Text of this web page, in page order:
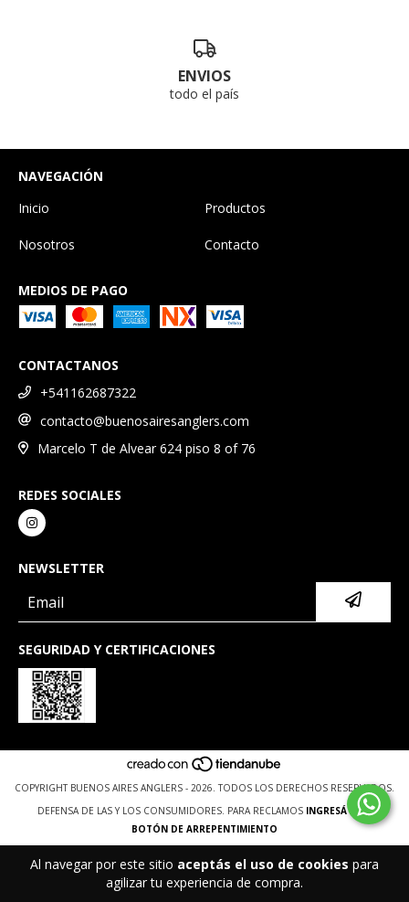
Al navegar por este sitio aceptás el uso de cookies para
agilizar tu experiencia de compra.
ENVIOS
todo el país
NAVEGACIÓN
Inicio
Productos
Nosotros Contacto
MEDIOS DE PAGO
CONTACTANOS
+541162687322
contacto@buenosairesanglers.com
Marcelo T de Alvear 624 piso 8 of 76
REDES SOCIALES
NEWSLETTER
SEGURIDAD Y CERTIFICACIONES
COPYRIGHT BUENOS AIRES ANGLERS - 2026. TODOS LOS DERECHOS RESERVADOS.
DEFENSA DE LAS Y LOS CONSUMIDORES. PARA RECLAMOS INGRESÁ ACÁ.
BOTÓN DE ARREPENTIMIENTO